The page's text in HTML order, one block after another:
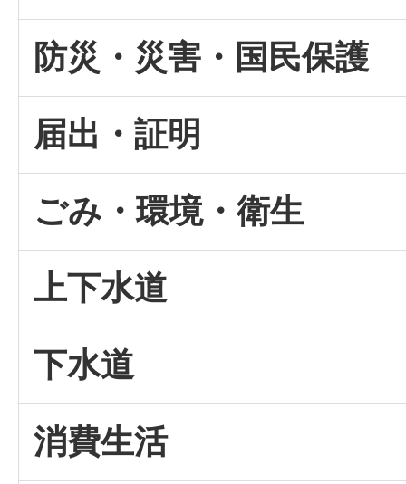
防災・災害・国民保護
届出・証明
ごみ・環境・衛生
上下水道
下水道
消費生活